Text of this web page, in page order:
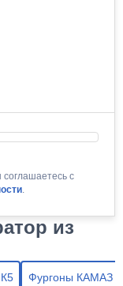
соглашаетесь с
.
из
Фургоны КАМАЗ